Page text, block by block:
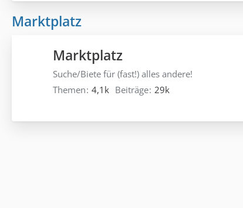
Marktplatz
Marktplatz
Suche/Biete für (fast!) alles andere!
Themen 4,1k Beiträge 29k